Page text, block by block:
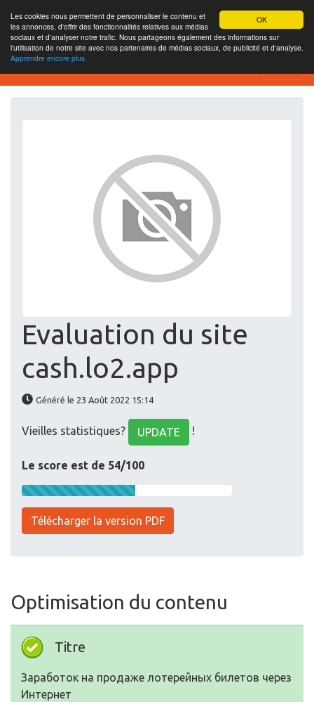
OK
Les cookies nous permettent de personnaliser le contenu et
les annonces, d'offrir des fonctionnalités relatives aux médias
sociaux et d'analyser notre trafic. Nous partageons également des informations sur
l'utilisation de notre site avec nos partenaires de médias sociaux, de publicité et d'analyse.
Apprendre encore plus
SEO Analytics
Evaluation du site
cash.lo2.app
Généré le 23 Août 2022 15:14
Vieilles statistiques? UPDATE !
Le score est de 54/100
Télécharger la version PDF
Optimisation du contenu
Titre
Заработок на продаже лотерейных билетов через
Интернет